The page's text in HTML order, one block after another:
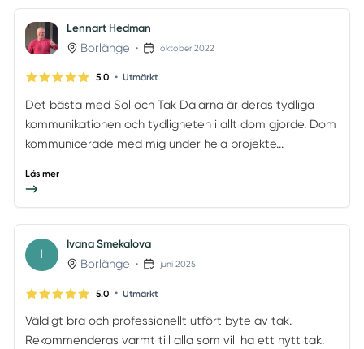
Lennart Hedman
Borlänge • oktober 2022
5.0 • Utmärkt
Det bästa med Sol och Tak Dalarna är deras tydliga
kommunikationen och tydligheten i allt dom gjorde. Dom
kommunicerade med mig under hela projekte...
Läs mer
I
Ivana Smekalova
Borlänge • juni 2025
5.0 • Utmärkt
Väldigt bra och professionellt utfört byte av tak.
Rekommenderas varmt till alla som vill ha ett nytt tak.